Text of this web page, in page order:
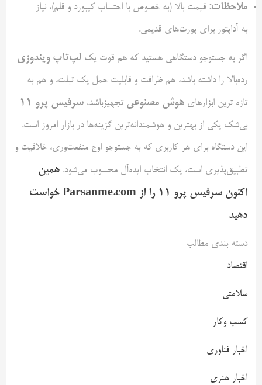
ملاحظات: قیمت بالا (به خصوص با احتساب کیبورد و قلم)، نیاز
به آداپتور برای پورت‌های قدیمی.
اگر به جستوجو دستگاهی هستید که هم قوت یک لپ‌تاپ ویندوزی
رده‌بالا را داشته باشد، هم ظرافت و قابلیت حمل یک تبلت، و هم به
تازه ترین ابزارهای هوش مصنوعی تجهیزباشد، سرفیس پرو ۱۱
بی‌شک یکی از بهترین و هوشمندانه‌ترین گزینه‌ها در بازار امروز است.
این دستگاه برای هر کاربری که به جستوجو اوج منفعت‌وری، خلاقیت و
تطبیق‌پذیری است، یک انتخاب ایده‌آل محسوب می‌شود. همین
اکنون سرفیس پرو ۱۱ را از Parsanme.com خواست
دهید
دسته بندی مطالب
اقتصاد
سلامتی
کسب وکار
اخبار فناوری
اخبار هنری